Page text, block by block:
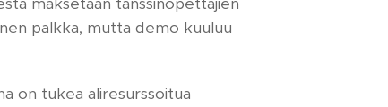
palkka, mutta demo kuuluu
on tukea aliresurssoitua